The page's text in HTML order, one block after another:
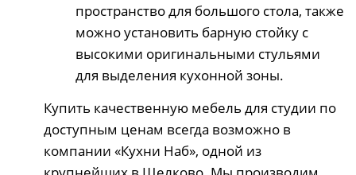
пространство для большого стола, также
можно установить барную стойку с
высокими оригинальными стульями
для выделения кухонной зоны.
Купить качественную мебель для студии по
доступным ценам всегда возможно в
компании «Кухни Наб», одной из